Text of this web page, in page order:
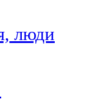
люди